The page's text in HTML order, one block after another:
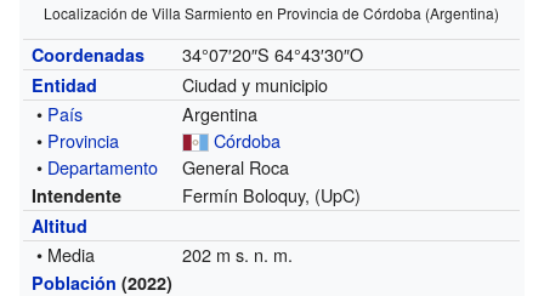
Localización de Villa Sarmiento en Provincia de Córdoba (Argentina)
Coordenadas 34°07′20″S 64°43′30″O
Entidad
Ciudad y municipio
• País
Argentina
• Provincia
Córdoba
• Departamento General Roca
Intendente Fermín Boloquy, (UpC)
Altitud
• Media 202 m s. n. m.
Población (2022)